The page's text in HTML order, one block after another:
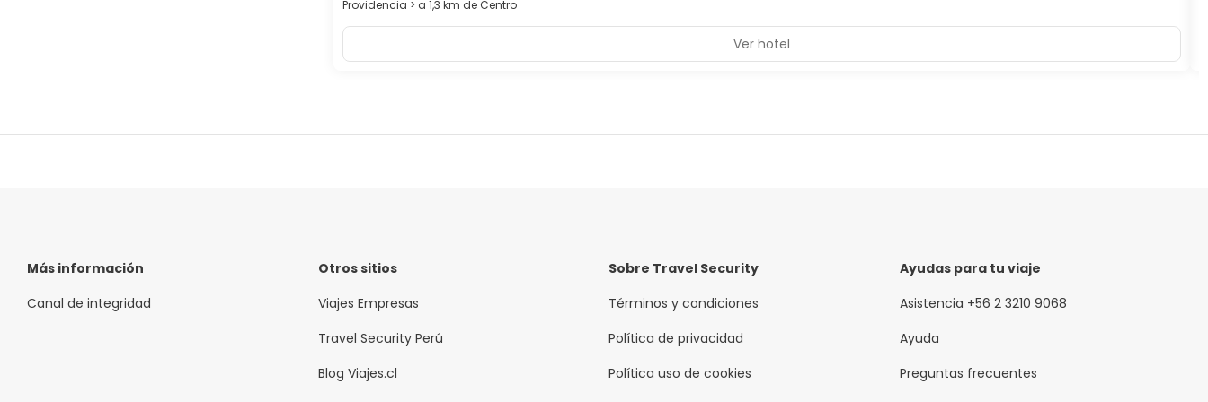
Providencia > a 1,3 km de Centro
Ver hotel
Más información
Canal de integridad
Otros sitios
Viajes Empresas
Travel Security Perú
Blog Viajes.cl
Sobre Travel Security
Términos y condiciones
Política de privacidad
Política uso de cookies
Ayudas para tu viaje
Asistencia +56 2 3210 9068
Ayuda
Preguntas frecuentes